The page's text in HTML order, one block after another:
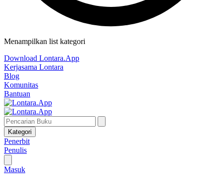
Menampilkan list kategori
Download Lontara.App
Kerjasama Lontara
Blog
Komunitas
Bantuan
Kategori
Penerbit
Penulis
Masuk